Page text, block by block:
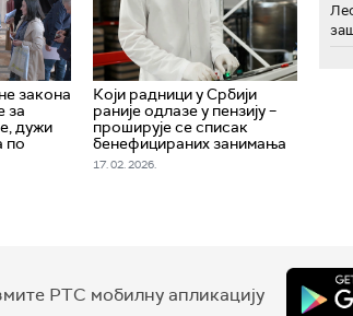
закона
за
дужи
по
Који радници у Србији
раније одлазе у пензију –
проширује се списак
бенефицираних занимања
17. 02. 2026.
РТС мобилну апликацију